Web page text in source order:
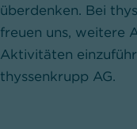
überdenken. Bei
freuen uns, weitere
Aktivitäten
thyssenkrupp AG.